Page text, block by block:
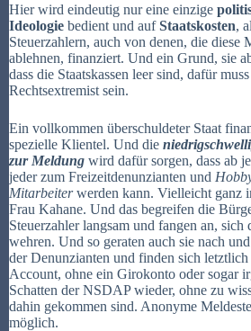
Hier wird eindeutig nur eine einzige
Ideologie bedient und aufStaatskosten,
Steuerzahlern, auch von denen, die diese
ablehnen, finanziert. Und ein Grund, sie
dass die Staatskassen leer sind, dafür
Rechtsextremist sein.
Ein vollkommen überschuldeter Staat
spezielle Klientel. Und die
zur Meldung wird dafür sorgen, dass ab
jeder zum Freizeitdenunzianten und
Mitarbeiterwerden kann. Vielleicht ganz
Frau Kahane. Und das begreifen die
Steuerzahler langsam und fangen an, sich
wehren. Und so geraten auch sie nach
der Denunzianten und finden sich
Account, ohne ein Girokonto oder sogar
Schatten der NSDAP wieder, ohne zu
dahin gekommen sind. Anonyme
möglich.